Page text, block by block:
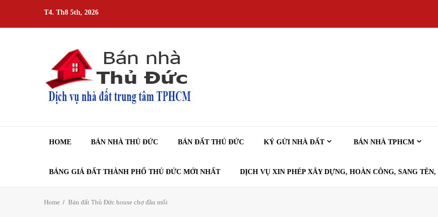
content
T4. Th8 5th, 2026
HOME BÁN NHÀ THỦ ĐỨC BÁN ĐẤT THỦ ĐỨC KÝ GỬI NHÀ ĐẤT BÁN NHÀ TPHCM
BẢNG GIÁ ĐẤT THÀNH PHỐ THỦ ĐỨC MỚI NHẤT DỊCH VỤ XIN PHÉP XÂY DỰNG, HOÀN CÔNG, SANG
Home Bán đất Thủ Đức house chợ đầu mối